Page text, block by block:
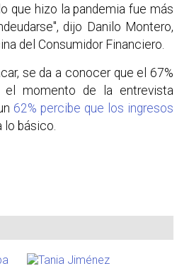
que hizo la pandemia fue más
dijo Danilo Montero,
del Consumidor Financiero.
se da a conocer que el 67%
momento de la entrevista
62% percibe que los ingresos
lo básico.